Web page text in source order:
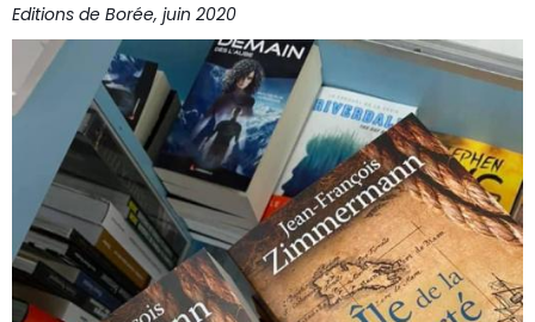
Editions de Borée, juin 2020